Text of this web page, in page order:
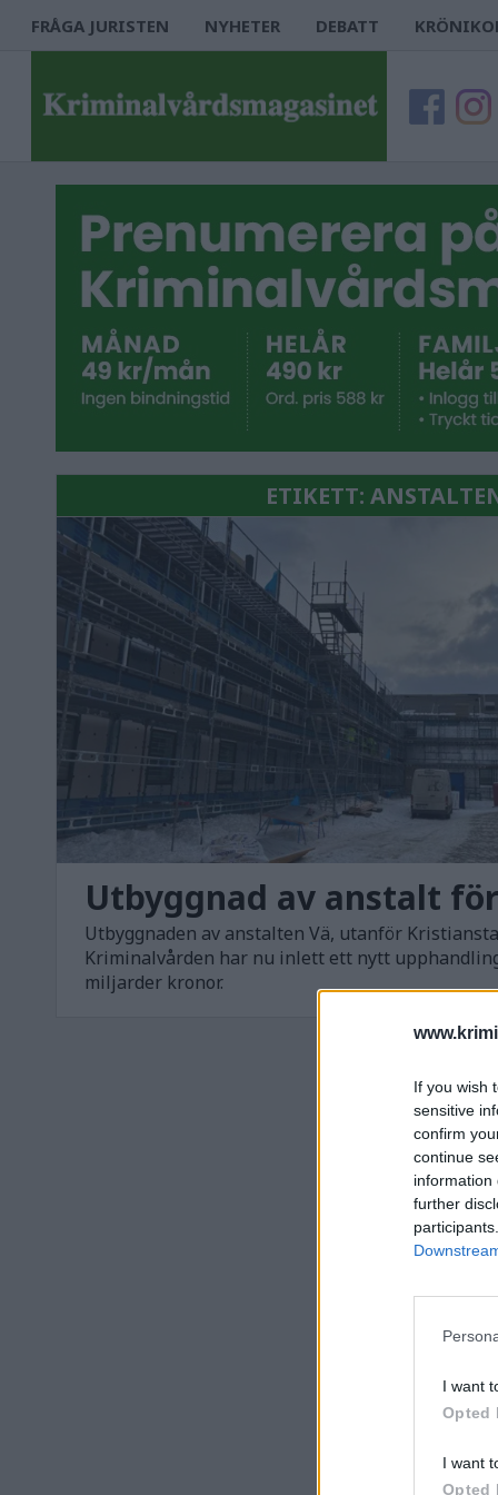
If you wish
sensitive
confirm
continue
information
further
I want
Opted
I want
Opted
FRÅGA JURISTEN NYHETER DEBATT
ETIKETT:
Utbyggnad av anstalt
Utbyggnaden av anstalten Vä, utanför
Kriminalvården har nu inlett ett nytt
miljarder kronor.